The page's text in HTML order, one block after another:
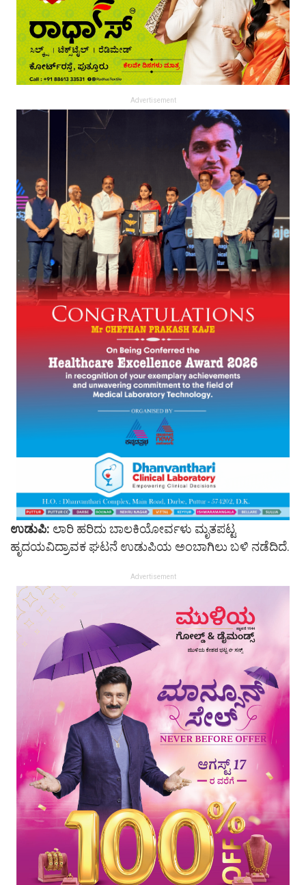
Advertisement
ಉಡುಪಿ: ಲಾರಿ ಹರಿದು ಬಾಲಕಿಯೋರ್ವಳು ಮೃತಪಟ್ಟ
ಹೃದಯವಿದ್ರಾವಕ ಘಟನೆ ಉಡುಪಿಯ ಅಂಬಾಗಿಲು ಬಳಿ ನಡೆದಿದೆ.
Advertisement